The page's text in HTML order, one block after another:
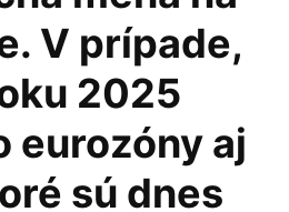
V prípade,
2025
eurozóny aj
sú dnes